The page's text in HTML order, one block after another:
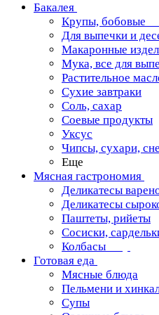
Бакалея
Крупы, бобовые
Для выпечки и
Макаронные
Мука, все для
Растительное
Сухие завтраки
Соль, сахар
Соевые продукты
Уксус
Чипсы, сухари,
Еще
Мясная гастрономия
Деликатесы
Деликатесы
Паштеты, рийеты
Сосиски,
Колбасы
Готовая еда
Мясные блюда
Пельмени и
Супы